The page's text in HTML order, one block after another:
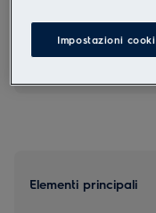
Elementi principali
Impostazioni